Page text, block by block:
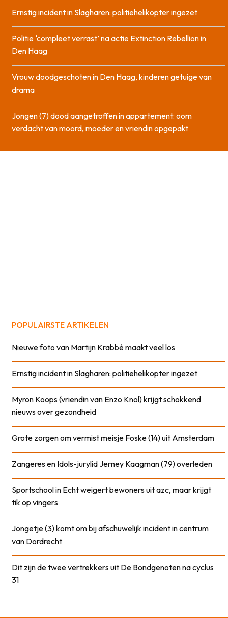
Ernstig incident in Slagharen: politiehelikopter ingezet
Politie ‘compleet verrast’ na actie Extinction Rebellion in
Den Haag
Vrouw doodgeschoten in Den Haag, kinderen getuige van
drama
Jongen (7) dood aangetroffen in appartement: oom
verdacht van moord, moeder en vriendin opgepakt
POPULAIRSTE ARTIKELEN
Nieuwe foto van Martijn Krabbé maakt veel los
Ernstig incident in Slagharen: politiehelikopter ingezet
Myron Koops (vriendin van Enzo Knol) krijgt schokkend
nieuws over gezondheid
Grote zorgen om vermist meisje Foske (14) uit Amsterdam
Zangeres en Idols-jurylid Jerney Kaagman (79) overleden
Sportschool in Echt weigert bewoners uit azc, maar krijgt
tik op vingers
Jongetje (3) komt om bij afschuwelijk incident in centrum
van Dordrecht
Dit zijn de twee vertrekkers uit De Bondgenoten na cyclus
31